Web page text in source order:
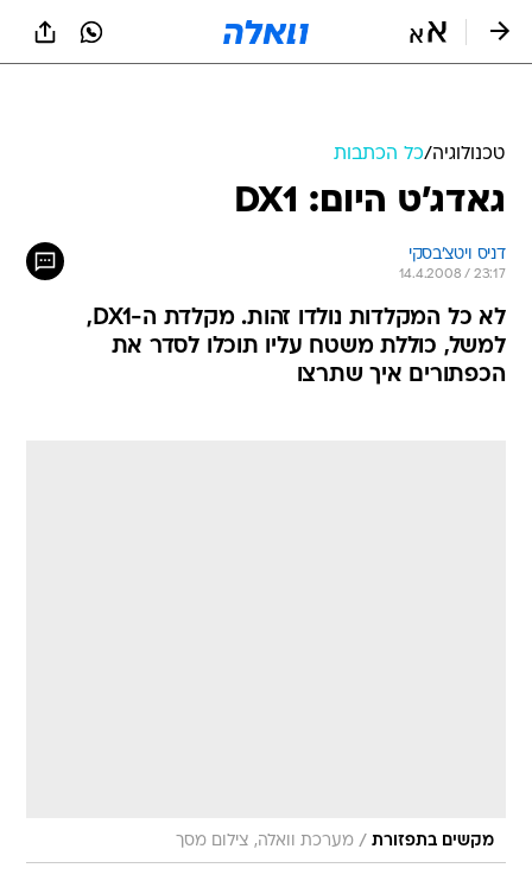
טכנולוגיה/כל הכתבות
גאדג'ט היום: DX1
דניס ויטצ'בסקי
14.4.2008 / 23:17
לא כל המקלדות נולדו זהות. מקלדת ה-DX1,
למשל, כוללת משטח עליו תוכלו לסדר את
הכפתורים איך שתרצו
מקשים בתפזורת / מערכת וואלה, צילום מסך